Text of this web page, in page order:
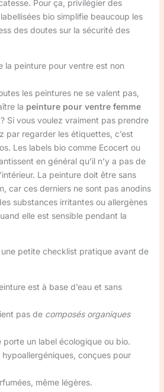
Pour ça, privilégier des
bio simplifie beaucoup les
des doutes sur la sécurité des
la peinture pour ventre est non
les peintures ne se valent pas,
la peinture pour ventre femme
Si vous voulez vraiment pas prendre
par regarder les étiquettes, c’est
Les labels bio comme Ecocert ou
en général qu’il n’y a pas de
La peinture doit être sans
car ces derniers ne sont pas anodins
substances irritantes ou allergènes
elle est sensible pendant la
petite checklist pratique avant de
est à base d’eau et sans
pas de composés organiques
porte un label écologique ou bio.
conçues pour
même légères.